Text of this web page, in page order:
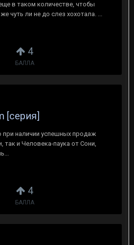
4
БАЛЛА
в таком количестве, чтобы
чуть ли не до слез хохотала. ...
4
БАЛЛА
[серия]
наличии успешных продаж
так и Человека-паука от Сони,